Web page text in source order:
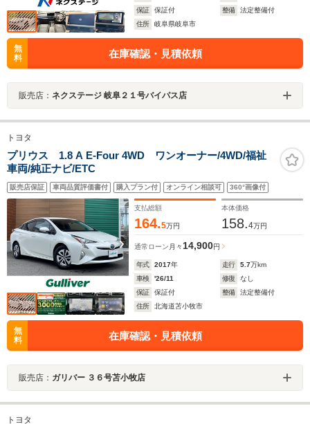
保証
保証付 整備
法定整備付
住所
岐阜県岐阜市
無
料
在庫確認・見積依頼
販売店： ネクステージ 岐阜２１号バイパス店
トヨタ
プリウス 1.8 A E-Four 4WD ワンオーナー/4WD/福祉
車両/純正ナビ/ETC
販売店保証 車両品質評価書付 購入プラン付 オンライン相談可 360°画像付
支払総額
164.5万円
本体価格
158.4万円
通常ローン 月々14,900円
年式 2017年 走行 5.7万km
車検
'26/11 修復
なし
保証
保証付 整備
法定整備付
住所
北海道苫小牧市
無
料
在庫確認・見積依頼
販売店： ガリバー ３６号苫小牧店
トヨタ